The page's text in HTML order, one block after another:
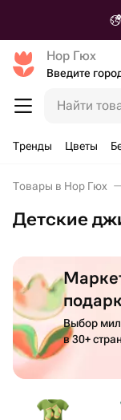
Нор Гюх
Найти
Тренды Цветы
Товары в Нор Гюх
Детские
Выбор
в 30+